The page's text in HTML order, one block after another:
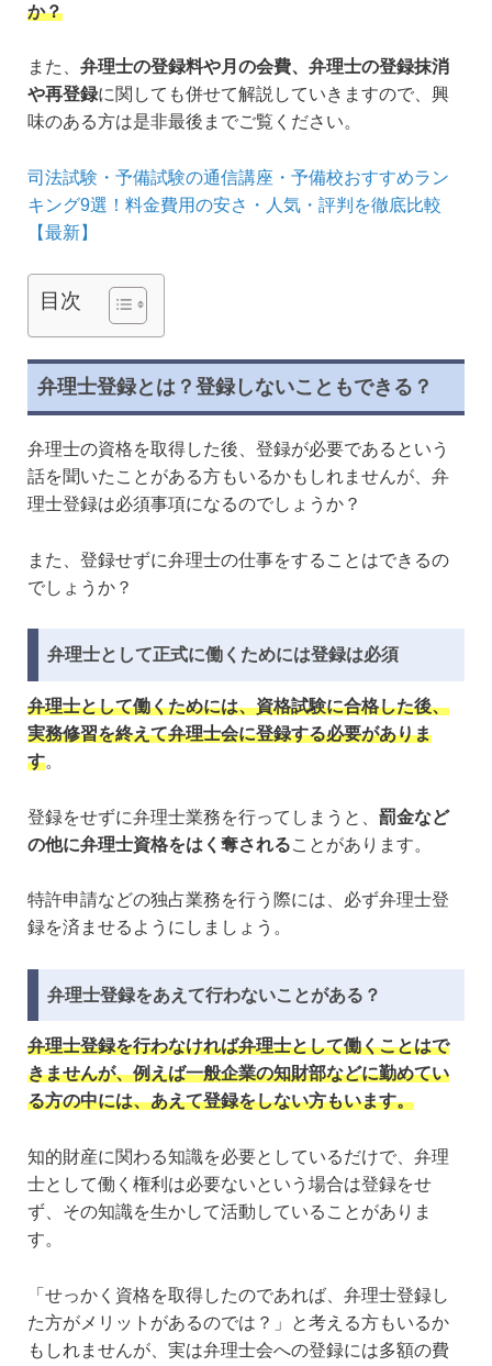
か？
また、 弁理士の登録料や月の会費、弁理士の登録抹消
や再登録に関しても併せて解説していきますので、興
味のある方は是非最後までご覧ください。
司法試験・予備試験の通信講座・予備校おすすめラン
キング9選！料金費用の安さ・人気・評判を徹底比較
【最新】
目次
弁理士登録とは？登録しないこともできる？
弁理士の資格を取得した後、登録が必要であるという
話を聞いたことがある方もいるかもしれませんが、弁
理士登録は必須事項になるのでしょうか？
また、登録せずに弁理士の仕事をすることはできるの
でしょうか？
弁理士として正式に働くためには登録は必須
弁理士として働くためには、資格試験に合格した後、
実務修習を終えて弁理士会に登録する必要がありま
す。
登録をせずに弁理士業務を行ってしまうと、 罰金など
の他に弁理士資格をはく奪されることがあります。
特許申請などの独占業務を行う際には、必ず弁理士登
録を済ませるようにしましょう。
弁理士登録をあえて行わないことがある？
弁理士登録を行わなければ弁理士として働くことはで
きませんが、例えば一般企業の知財部などに勤めてい
る方の中には、あえて登録をしない方もいます。
知的財産に関わる知識を必要としているだけで、弁理
士として働く権利は必要ないという場合は登録をせ
ず、その知識を生かして活動していることがありま
す。
「せっかく資格を取得したのであれば、弁理士登録し
た方がメリットがあるのでは？」と考える方もいるか
もしれませんが、実は弁理士会への登録には多額の費